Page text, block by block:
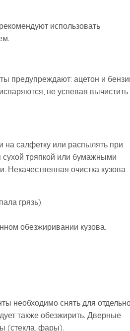
использовать
предупреждают: ацетон и
не успевая вычистить
салфетку или распылять при
тряпкой или бумажными
Некачественная очистка кузова
грязь).
обезжиривании кузова.
необходимо снять для
также обезжирить. Дверные
(стекла, фары).